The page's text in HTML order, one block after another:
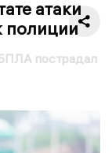
атаки
полиции
БПЛА пострадал